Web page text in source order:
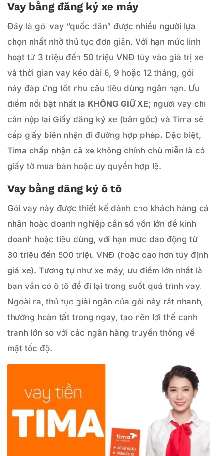
Vay bằng đăng ký xe máy
Đây là gói vay “quốc dân” được nhiều người lựa
chọn nhất nhờ thủ tục đơn giản. Với hạn mức linh
hoạt từ 3 triệu đến 50 triệu VNĐ tùy vào giá trị xe
và thời gian vay kéo dài 6, 9 hoặc 12 tháng, gói
này đáp ứng tốt nhu cầu tiêu dùng ngắn hạn. Ưu
điểm nổi bật nhất là KHÔNG GIỮ XE; người vay chỉ
cần nộp lại Giấy đăng ký xe (bản gốc) và Tima sẽ
cấp giấy biên nhận đi đường hợp pháp. Đặc biệt,
Tima chấp nhận cả xe không chính chủ miễn là có
giấy tờ mua bán hoặc ủy quyền hợp lệ.
Vay bằng đăng ký ô tô
Gói vay này được thiết kế dành cho khách hàng cá
nhân hoặc doanh nghiệp cần số vốn lớn để kinh
doanh hoặc tiêu dùng, với hạn mức dao động từ
30 triệu đến 500 triệu VNĐ (hoặc cao hơn tùy định
giá xe). Tương tự như xe máy, ưu điểm lớn nhất là
bạn vẫn có ô tô để đi lại trong suốt quá trình vay.
Ngoài ra, thủ tục giải ngân của gói này rất nhanh,
thường hoàn tất trong ngày, tạo nên lợi thế cạnh
tranh lớn so với các ngân hàng truyền thống về
mặt tốc độ.